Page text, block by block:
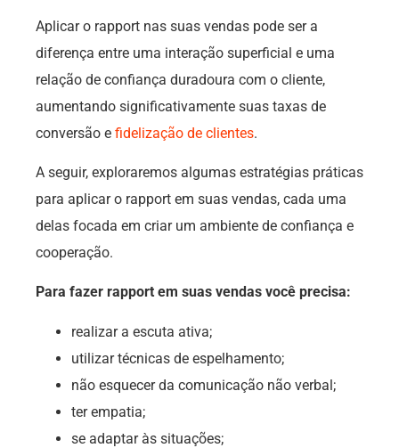
Aplicar o rapport nas suas vendas pode ser a
diferença entre uma interação superficial e uma
relação de confiança duradoura com o cliente,
aumentando significativamente suas taxas de
conversão e fidelização de clientes.
A seguir, exploraremos algumas estratégias práticas
para aplicar o rapport em suas vendas, cada uma
delas focada em criar um ambiente de confiança e
cooperação.
Para fazer rapport em suas vendas você precisa:
realizar a escuta ativa;
utilizar técnicas de espelhamento;
não esquecer da comunicação não verbal;
ter empatia;
se adaptar às situações;